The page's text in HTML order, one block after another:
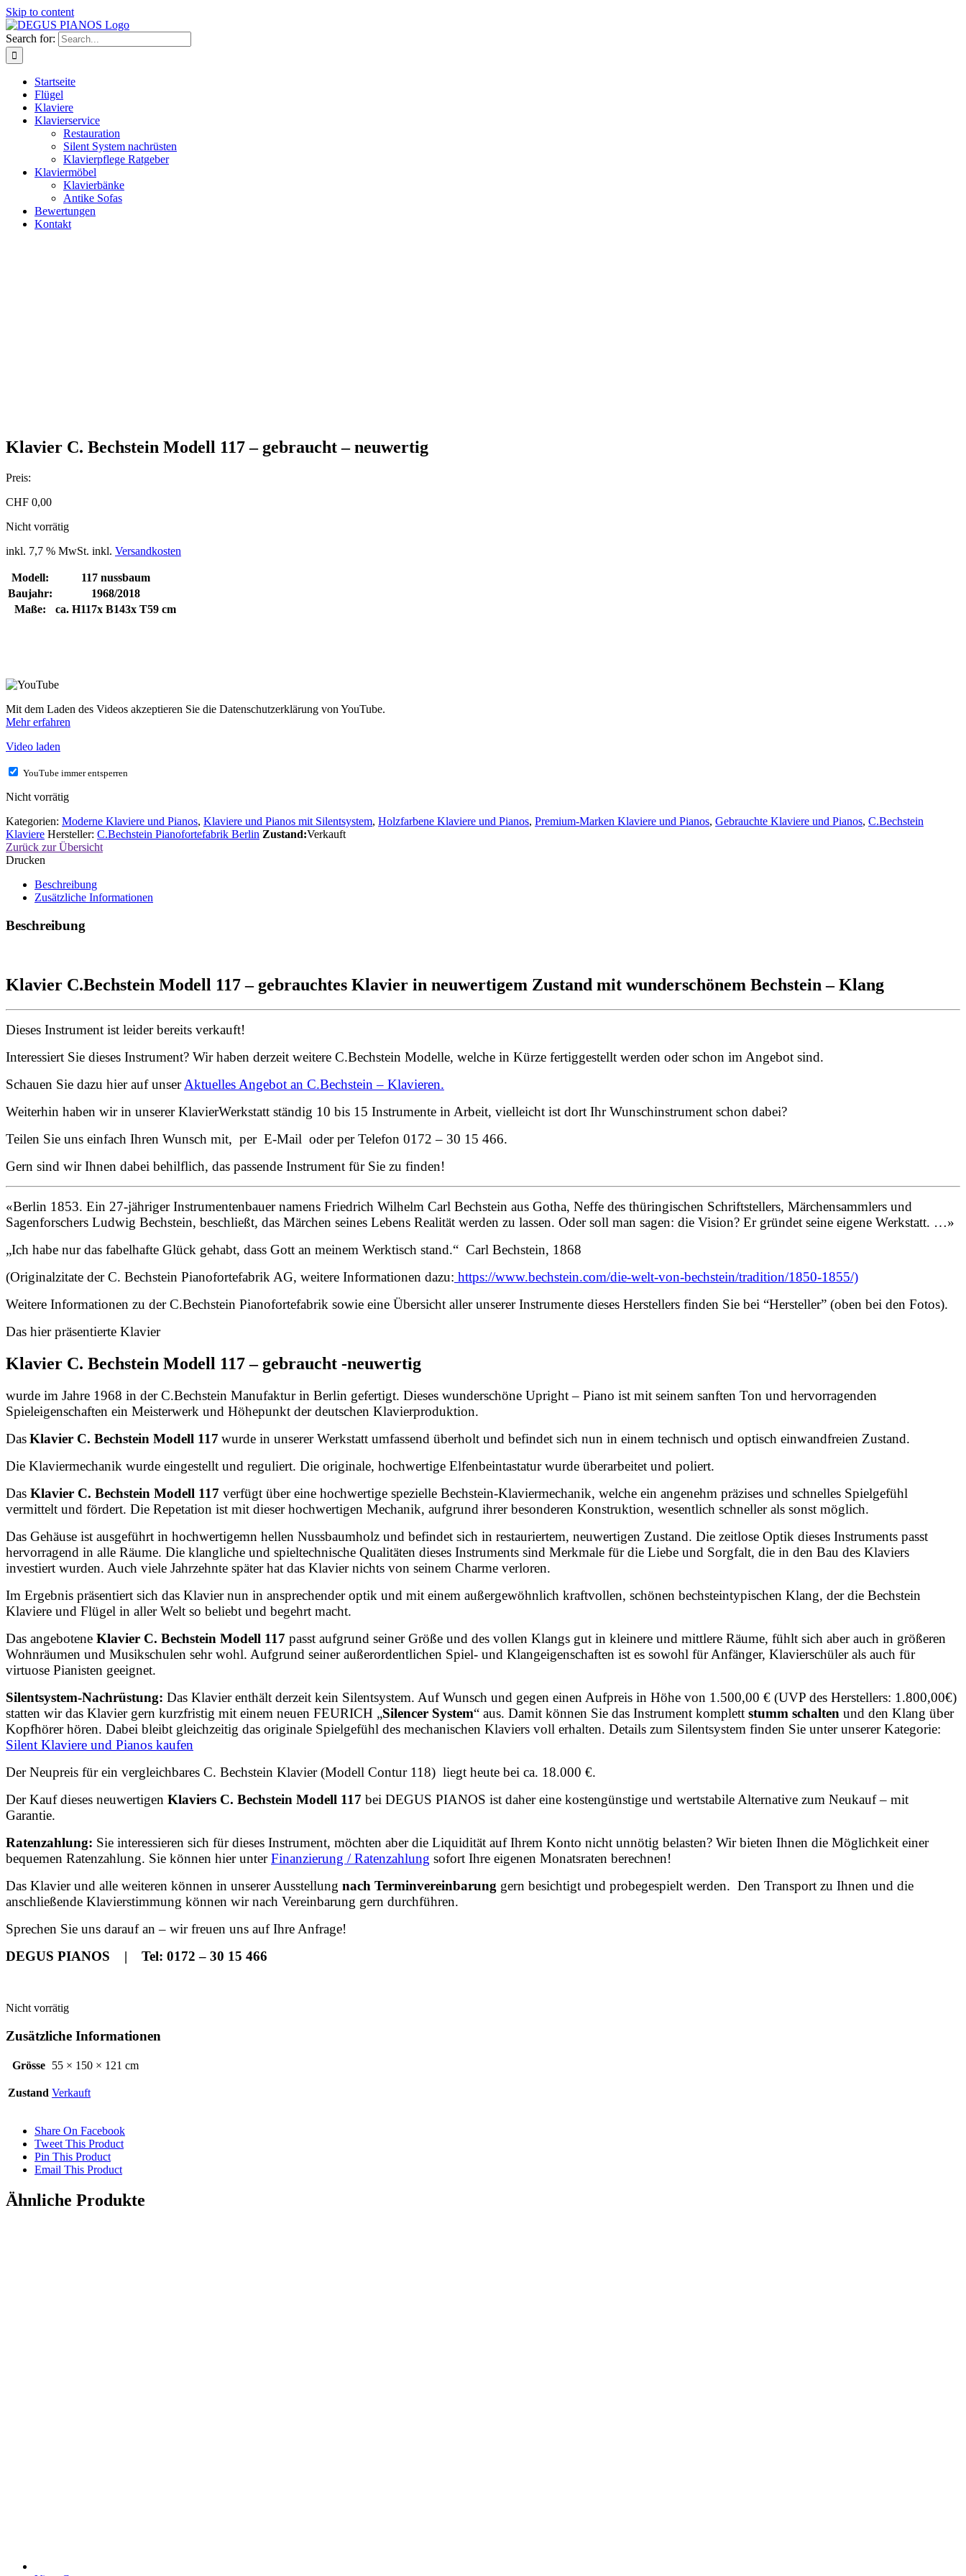
Skip to content
Search for:
Startseite
Flügel
Klaviere
Klavierservice
Restauration
Silent System nachrüsten
Klavierpflege Ratgeber
Klaviermöbel
Klavierbänke
Antike Sofas
Bewertungen
Kontakt
Klavier C. Bechstein Modell 117 – gebraucht – neuwertig
Preis:
CHF 0,00
Nicht vorrätig
inkl. 7,7 % MwSt. inkl. Versandkosten
Modell:
117 nussbaum
Baujahr:
1968/2018
Maße:
ca. H117x B143x T59 cm
Mit dem Laden des Videos akzeptieren Sie die Datenschutzerklärung von YouTube.
Mehr erfahren
Video laden
YouTube immer entsperren
Nicht vorrätig
Kategorien: Moderne Klaviere und Pianos, Klaviere und Pianos mit Silentsystem, Holzfarbene Klaviere und Pianos, Premium-Marken Klaviere und Pianos, Gebrauchte Klaviere und Pianos, C.Bechstein
Klaviere Hersteller: C.Bechstein Pianofortefabrik Berlin Zustand:Verkauft
Zurück zur Übersicht
Drucken
Beschreibung
Zusätzliche Informationen
Beschreibung
Klavier C.Bechstein Modell 117 – gebrauchtes Klavier in neuwertigem Zustand mit wunderschönem Bechstein – Klang
Dieses Instrument ist leider bereits verkauft!
Interessiert Sie dieses Instrument? Wir haben derzeit weitere C.Bechstein Modelle, welche in Kürze fertiggestellt werden oder schon im Angebot sind.
Schauen Sie dazu hier auf unserAktuelles Angebot an C.Bechstein – Klavieren.
Weiterhin haben wir in unserer KlavierWerkstatt ständig 10 bis 15 Instrumente in Arbeit, vielleicht ist dort Ihr Wunschinstrument schon dabei?
Teilen Sie uns einfach Ihren Wunsch mit, per E-Mail oder per Telefon 0172 – 30 15 466.
Gern sind wir Ihnen dabei behilflich, das passende Instrument für Sie zu finden!
«Berlin 1853. Ein 27-jähriger Instrumentenbauer namens Friedrich Wilhelm Carl Bechstein aus Gotha, Neffe des thüringischen Schriftstellers, Märchensammlers und
Sagenforschers Ludwig Bechstein, beschließt, das Märchen seines Lebens Realität werden zu lassen. Oder soll man sagen: die Vision? Er gründet seine eigene Werkstatt. …»
„Ich habe nur das fabelhafte Glück gehabt, dass Gott an meinem Werktisch stand.“ Carl Bechstein, 1868
(Originalzitate der C. Bechstein Pianofortefabrik AG, weitere Informationen dazu: https://www.bechstein.com/die-welt-von-bechstein/tradition/1850-1855/)
Weitere Informationen zu der C.Bechstein Pianofortefabrik sowie eine Übersicht aller unserer Instrumente dieses Herstellers finden Sie bei “Hersteller” (oben bei den Fotos).
Das hier präsentierte Klavier
Klavier C. Bechstein Modell 117 – gebraucht -neuwertig
wurde im Jahre 1968 in der C.Bechstein Manufaktur in Berlin gefertigt. Dieses wunderschöne Upright – Piano ist mit seinem sanften Ton und hervorragenden
Spieleigenschaften ein Meisterwerk und Höhepunkt der deutschen Klavierproduktion.
DasKlavier C. Bechstein Modell 117 wurde in unserer Werkstatt umfassend überholt und befindet sich nun in einem technisch und optisch einwandfreien Zustand.
Die Klaviermechanik wurde eingestellt und reguliert. Die originale, hochwertige Elfenbeintastatur wurde überarbeitet und poliert.
Das Klavier C. Bechstein Modell 117 verfügt über eine hochwertige spezielle Bechstein-Klaviermechanik, welche ein angenehm präzises und schnelles Spielgefühl
vermittelt und fördert. Die Repetation ist mit dieser hochwertigen Mechanik, aufgrund ihrer besonderen Konstruktion, wesentlich schneller als sonst möglich.
Das Gehäuse ist ausgeführt in hochwertigemn hellen Nussbaumholz und befindet sich in restauriertem, neuwertigen Zustand. Die zeitlose Optik dieses Instruments passt
hervorragend in alle Räume. Die klangliche und spieltechnische Qualitäten dieses Instruments sind Merkmale für die Liebe und Sorgfalt, die in den Bau des Klaviers
investiert wurden. Auch viele Jahrzehnte später hat das Klavier nichts von seinem Charme verloren.
Im Ergebnis präsentiert sich das Klavier nun in ansprechender optik und mit einem außergewöhnlich kraftvollen, schönen bechsteintypischen Klang, der die Bechstein
Klaviere und Flügel in aller Welt so beliebt und begehrt macht.
Das angebotene Klavier C. Bechstein Modell 117 passt aufgrund seiner Größe und des vollen Klangs gut in kleinere und mittlere Räume, fühlt sich aber auch in größeren
Wohnräumen und Musikschulen sehr wohl. Aufgrund seiner außerordentlichen Spiel- und Klangeigenschaften ist es sowohl für Anfänger, Klavierschüler als auch für
virtuose Pianisten geeignet.
Silentsystem-Nachrüstung: Das Klavier enthält derzeit kein Silentsystem. Auf Wunsch und gegen einen Aufpreis in Höhe von 1.500,00 € (UVP des Herstellers: 1.800,00€)
statten wir das Klavier gern kurzfristig mit einem neuen FEURICH „Silencer System“ aus. Damit können Sie das Instrument komplett stumm schalten und den Klang über
Kopfhörer hören. Dabei bleibt gleichzeitig das originale Spielgefühl des mechanischen Klaviers voll erhalten. Details zum Silentsystem finden Sie unter unserer Kategorie:
Silent Klaviere und Pianos kaufen
Der Neupreis für ein vergleichbares C. Bechstein Klavier (Modell Contur 118) liegt heute bei ca. 18.000 €.
Der Kauf dieses neuwertigen Klaviers C. Bechstein Modell 117 bei DEGUS PIANOS ist daher eine kostengünstige und wertstabile Alternative zum Neukauf – mit
Garantie.
Ratenzahlung: Sie interessieren sich für dieses Instrument, möchten aber die Liquidität auf Ihrem Konto nicht unnötig belasten? Wir bieten Ihnen die Möglichkeit einer
bequemen Ratenzahlung. Sie können hier unterFinanzierung / Ratenzahlung sofort Ihre eigenen Monatsraten berechnen!
Das Klavier und alle weiteren können in unserer Ausstellung nach Terminvereinbarung gern besichtigt und probegespielt werden. Den Transport zu Ihnen und die
anschließende Klavierstimmung können wir nach Vereinbarung gern durchführen.
Sprechen Sie uns darauf an – wir freuen uns auf Ihre Anfrage!
DEGUS PIANOS | Tel: 0172 – 30 15 466
Nicht vorrätig
Zusätzliche Informationen
Grösse 55 × 150 × 121 cm
Zustand Verkauft
Share On Facebook
Tweet This Product
Pin This Product
Email This Product
Ähnliche Produkte